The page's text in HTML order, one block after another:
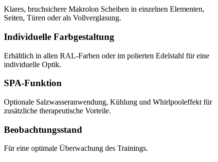
Klares, bruchsichere Makrolon Scheiben in einzelnen Elementen,
Seiten, Türen oder als Vollverglasung.
Individuelle Farb­gestaltung
Erhältlich in allen RAL-Farben oder im polierten Edelstahl für eine
individuelle Optik.
SPA-Funktion
Optionale Salzwasseranwendung, Kühlung und Whirlpooleffekt für
zusätzliche therapeutische Vorteile.
Beobachtungsstand
Für eine optimale Überwachung des Trainings.